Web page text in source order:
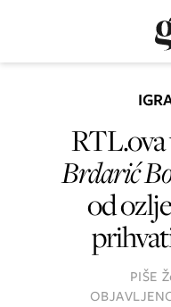
Brdarić
od
PIŠE